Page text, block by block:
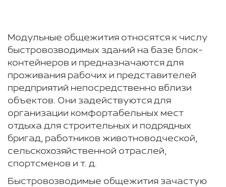
Модульные общежития относятся к числу
быстровозводимых зданий на базе блок-
контейнеров и предназначаются для
проживания рабочих и представителей
предприятий непосредственно вблизи
объектов. Они задействуются для
организации комфортабельных мест
отдыха для строительных и подрядных
бригад, работников животноводческой,
сельскохозяйственной отраслей,
спортсменов и т. д.
Быстровозводимые общежития зачастую